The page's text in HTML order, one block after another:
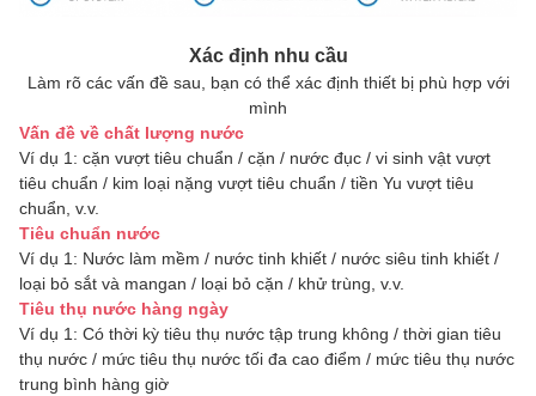
Xác định nhu cầu
Làm rõ các vấn đề sau, bạn có thể xác định thiết bị phù hợp với
mình
Vấn đề về chất lượng nước
Ví dụ 1: cặn vượt tiêu chuẩn / cặn / nước đục / vi sinh vật vượt
tiêu chuẩn / kim loại nặng vượt tiêu chuẩn / tiền Yu vượt tiêu
chuẩn, v.v.
Tiêu chuẩn nước
Ví dụ 1: Nước làm mềm / nước tinh khiết / nước siêu tinh khiết /
loại bỏ sắt và mangan / loại bỏ cặn / khử trùng, v.v.
Tiêu thụ nước hàng ngày
Ví dụ 1: Có thời kỳ tiêu thụ nước tập trung không / thời gian tiêu
thụ nước / mức tiêu thụ nước tối đa cao điểm / mức tiêu thụ nước
trung bình hàng giờ